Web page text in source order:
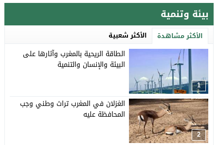
بيئة وتنمية
الأكثر مشاهدة الأكثر شعبية
1
الطاقة الريحية بالمغرب وآثارها على
البيئة والإنسان والتنمية
2
الغزلان في المغرب تراث وطني وجب
المحافظة عليه